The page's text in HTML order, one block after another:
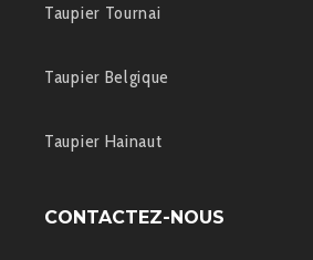
Taupier Tournai
Taupier Belgique
Taupier Hainaut
CONTACTEZ-NOUS